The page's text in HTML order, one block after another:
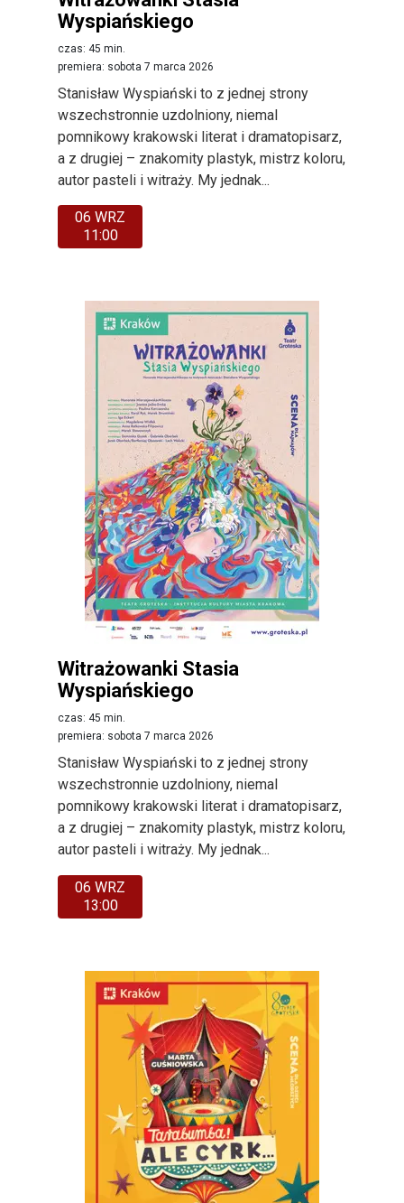
Wyspiańskiego
czas: 45 min.
premiera: sobota 7 marca 2026
Stanisław Wyspiański to z jednej strony
wszechstronnie uzdolniony, niemal
pomnikowy krakowski literat i dramatopisarz,
a z drugiej – znakomity plastyk, mistrz koloru,
autor pasteli i witraży. My jednak...
06 WRZ
11:00
Witrażowanki Stasia
Wyspiańskiego
czas: 45 min.
premiera: sobota 7 marca 2026
Stanisław Wyspiański to z jednej strony
wszechstronnie uzdolniony, niemal
pomnikowy krakowski literat i dramatopisarz,
a z drugiej – znakomity plastyk, mistrz koloru,
autor pasteli i witraży. My jednak...
06 WRZ
13:00